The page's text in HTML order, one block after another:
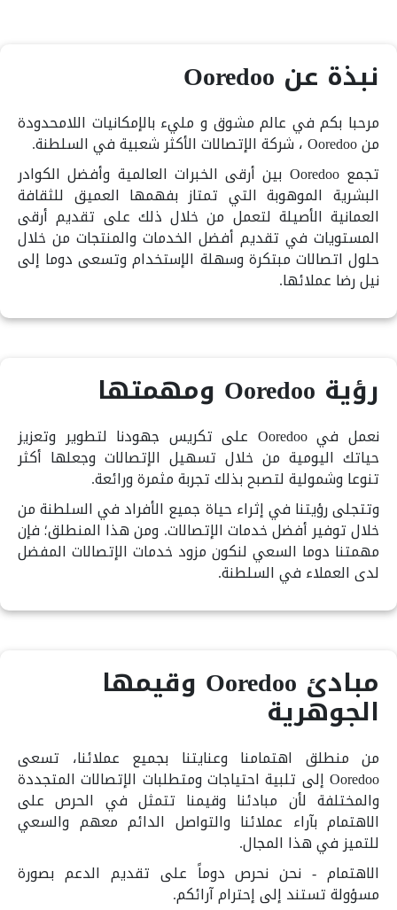
نبذة عن Ooredoo
مرحبا بكم في عالم مشوق و مليء بالإمكانيات اللامحدودة
من Ooredoo ، شركة الإتصالات الأكثر شعبية في السلطنة.
تجمع Ooredoo بين أرقى الخبرات العالمية وأفضل الكوادر
البشرية الموهوبة التي تمتاز بفهمها العميق للثقافة
العمانية الأصيلة لتعمل من خلال ذلك على تقديم أرقى
المستويات في تقديم أفضل الخدمات والمنتجات من خلال
حلول اتصالات مبتكرة وسهلة الإستخدام وتسعى دوما إلى
نيل رضا عملائها.
رؤية Ooredoo ومهمتها
نعمل في Ooredoo على تكريس جهودنا لتطوير وتعزيز
حياتك اليومية من خلال تسهيل الإتصالات وجعلها أكثر
تنوعا وشمولية لتصبح بذلك تجربة مثمرة ورائعة.
وتتجلى رؤيتنا في إثراء حياة جميع الأفراد في السلطنة من
خلال توفير أفضل خدمات الإتصالات. ومن هذا المنطلق؛ فإن
مهمتنا دوما السعي لنكون مزود خدمات الإتصالات المفضل
لدى العملاء في السلطنة.
مبادئ Ooredoo وقيمها
الجوهرية
من منطلق اهتمامنا وعنايتنا بجميع عملائنا، تسعى
Ooredoo إلى تلبية احتياجات ومتطلبات الإتصالات المتجددة
والمختلفة لأن مبادئنا وقيمنا تتمثل في الحرص على
الاهتمام بآراء عملائنا والتواصل الدائم معهم والسعي
للتميز في هذا المجال.
الاهتمام - نحن نحرص دوماً على تقديم الدعم بصورة
مسؤولة تستند إلى إحترام آرائكم.